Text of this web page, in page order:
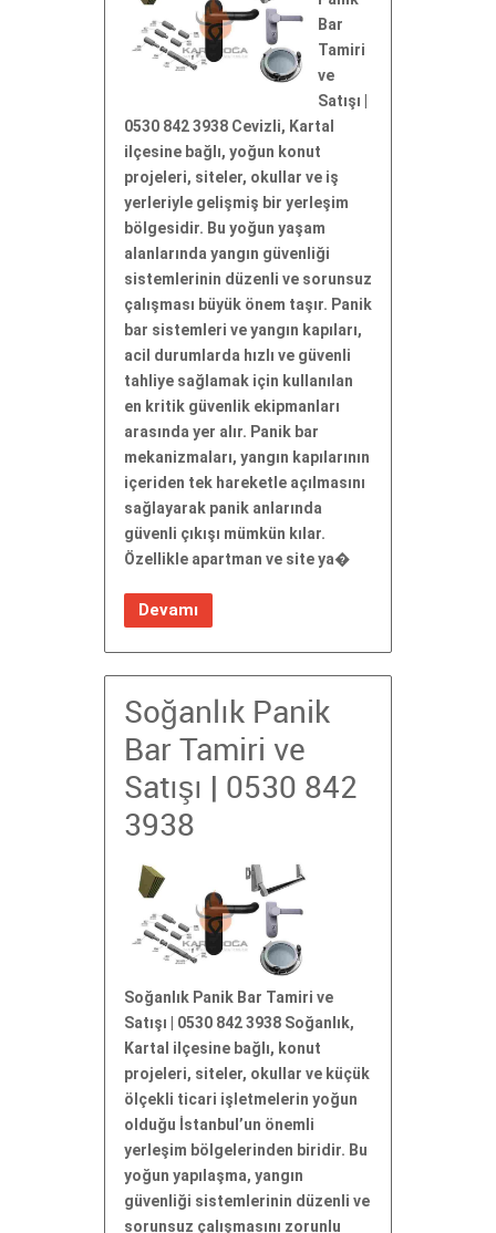
Bar
Tamiri
ve
Satışı |
0530 842 3938 Cevizli, Kartal
ilçesine bağlı, yoğun konut
projeleri, siteler, okullar ve iş
yerleriyle gelişmiş bir yerleşim
bölgesidir. Bu yoğun yaşam
alanlarında yangın güvenliği
sistemlerinin düzenli ve sorunsuz
çalışması büyük önem taşır. Panik
bar sistemleri ve yangın kapıları,
acil durumlarda hızlı ve güvenli
tahliye sağlamak için kullanılan
en kritik güvenlik ekipmanları
arasında yer alır. Panik bar
mekanizmaları, yangın kapılarının
içeriden tek hareketle açılmasını
sağlayarak panik anlarında
güvenli çıkışı mümkün kılar.
Özellikle apartman ve site ya�
Devamı
Soğanlık Panik
Bar Tamiri ve
Satışı | 0530 842
3938
Soğanlık Panik Bar Tamiri ve
Satışı | 0530 842 3938 Soğanlık,
Kartal ilçesine bağlı, konut
projeleri, siteler, okullar ve küçük
ölçekli ticari işletmelerin yoğun
olduğu İstanbul’un önemli
yerleşim bölgelerinden biridir. Bu
yoğun yapılaşma, yangın
güvenliği sistemlerinin düzenli ve
sorunsuz çalışmasını zorunlu